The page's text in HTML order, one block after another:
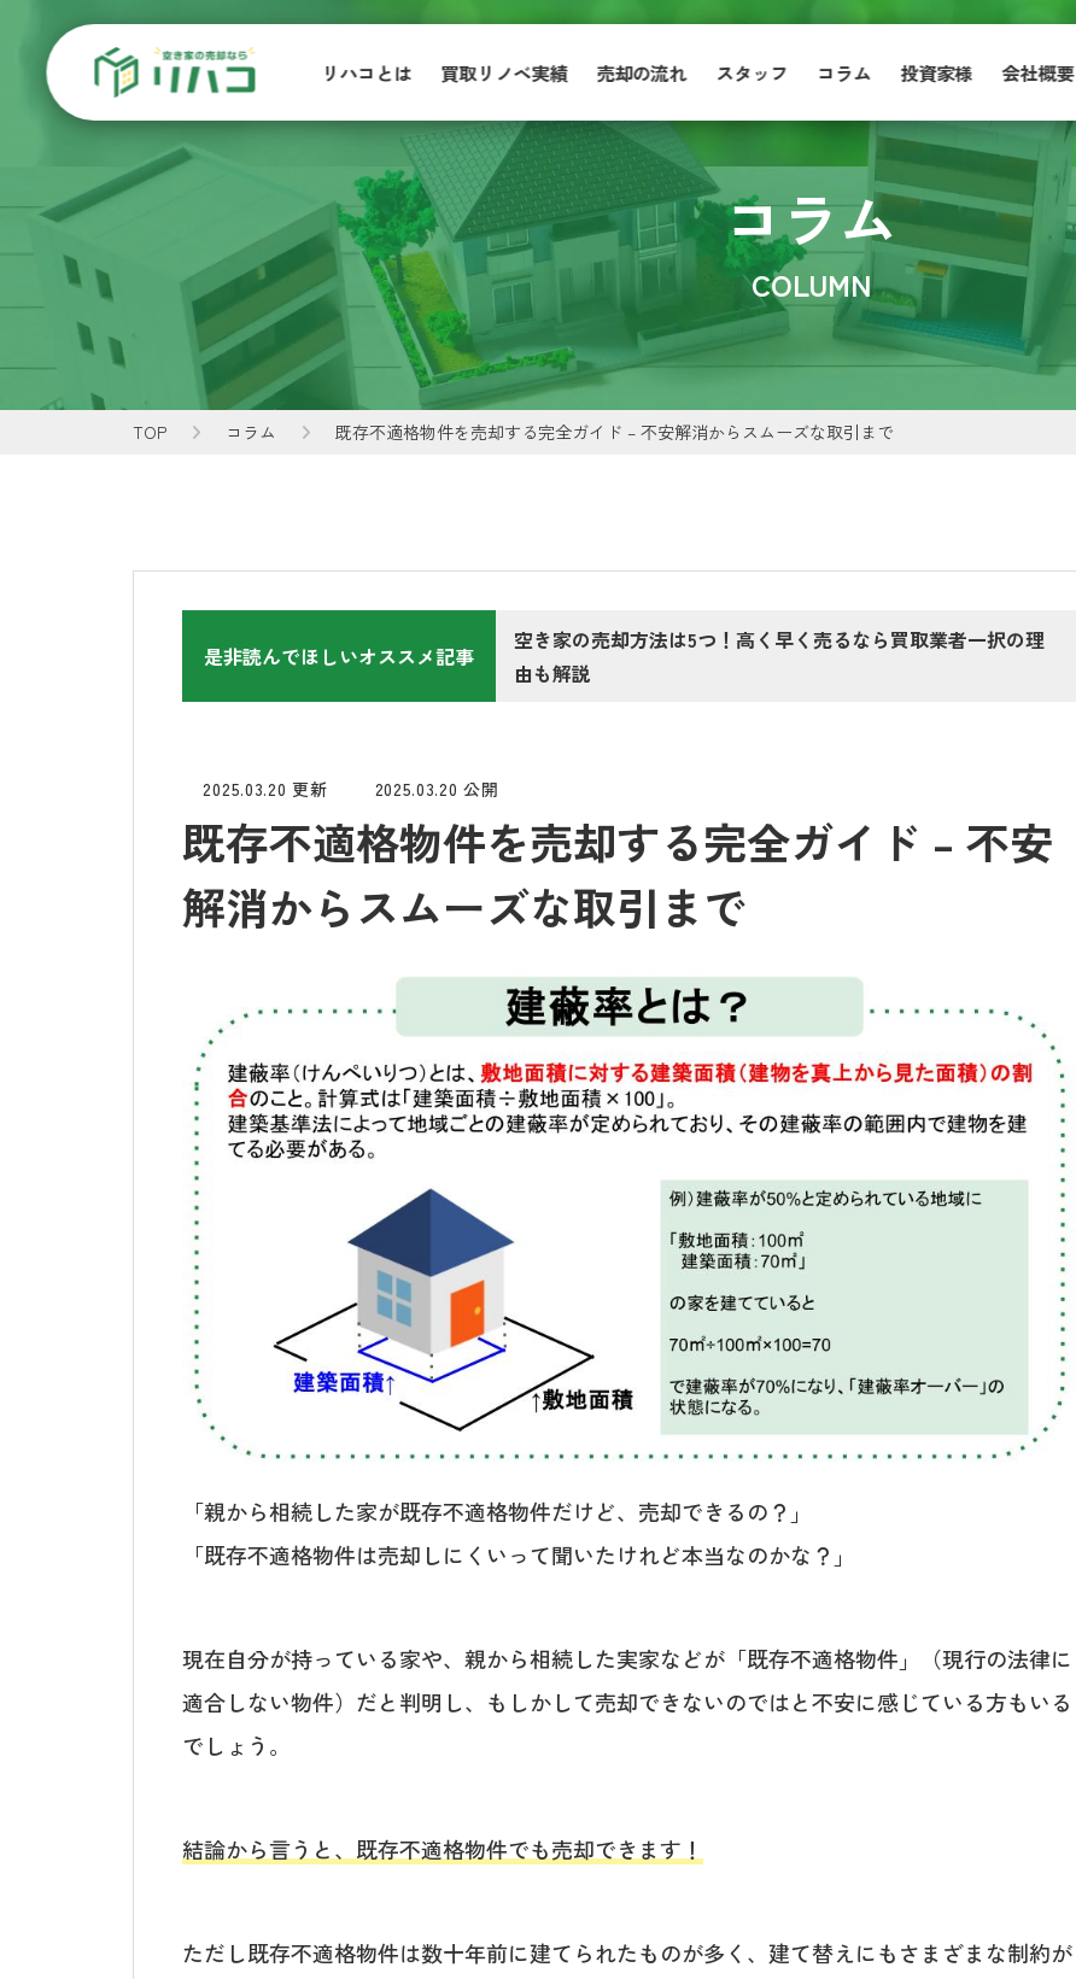
リハコとは 買取リノベ実績 売却の流れ スタッフ コラム 投資家様 会社概要
コラム
COLUMN
TOP コラム 既存不適格物件を売却する完全ガイド – 不安解消からスムーズな取引まで
是非読んでほしいオススメ記事
空き家の売却方法は5つ！高く早く売るなら買取業者一択の理
由も解説
2025.03.20 更新 2025.03.20 公開
既存不適格物件を売却する完全ガイド – 不安
解消からスムーズな取引まで
「親から相続した家が既存不適格物件だけど、売却できるの？」
「既存不適格物件は売却しにくいって聞いたけれど本当なのかな？」
現在自分が持っている家や、親から相続した実家などが「既存不適格物件」（現行の法律に
適合しない物件）だと判明し、もしかして売却できないのではと不安に感じている方もいる
でしょう。
結論から言うと、既存不適格物件でも売却できます！
ただし既存不適格物件は数十年前に建てられたものが多く、建て替えにもさまざまな制約が